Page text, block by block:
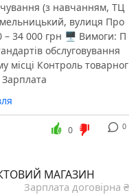
(з навчанням, ТЦ
вулиця Про
– 34 000 грн 🖥 Вимоги: П
обслуговування
місці Контроль товарног
0
0
МАГАЗИН
Зарплата договірна ₴